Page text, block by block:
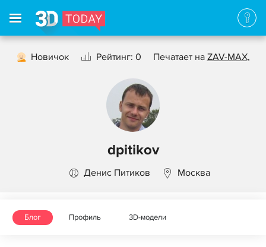
Новичок Рейтинг: 0 Печатает на ZAV-MAX,
dpitikov
Денис Питиков Москва
Блог Профиль 3D-модели